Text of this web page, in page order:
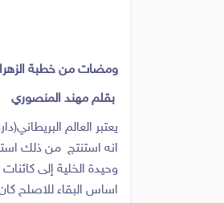
ومضات من خطبة
بقلم مهند المنصوري
يعتبر العالم
انه استنتج من ذلك
وحيدة الخلية إلى
اساس البقاء للاصلح